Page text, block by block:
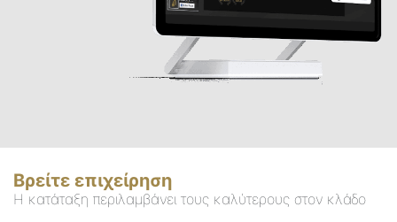
Βρείτε επιχείρηση
Η κατάταξη περιλαμβάνει τους καλύτερους στον κλάδο